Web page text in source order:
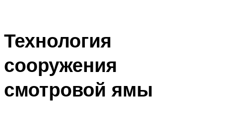
Технология
сооружения
смотровой ямы